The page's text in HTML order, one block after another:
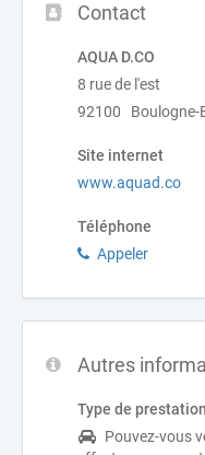
Contact
AQUA D.CO
8 rue de l'est
92100 Boulogne-
Site internet
www.aquad.co
Téléphone
Appeler
Autres
Type de
Pouvez-vous